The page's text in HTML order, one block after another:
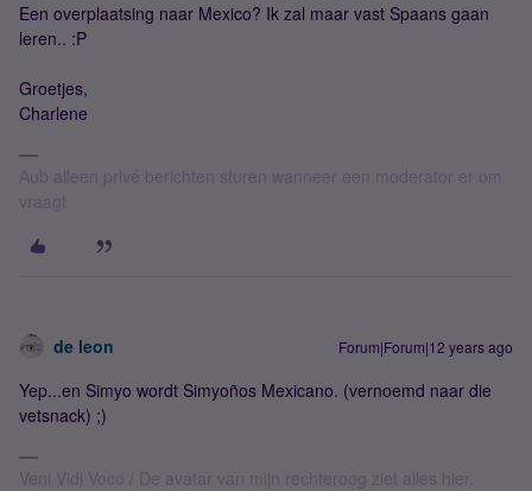
Een overplaatsing naar Mexico? Ik zal maar vast Spaans gaan
leren.. :P
Groetjes,
Charlene
Aub alleen privé berichten sturen wanneer een moderator er om
vraagt
de leon Forum|Forum|12 years ago
Yep...en Simyo wordt Simyoños Mexicano. (vernoemd naar die
vetsnack) ;)
Veni Vidi Voco / De avatar van mijn rechteroog ziet alles hier.